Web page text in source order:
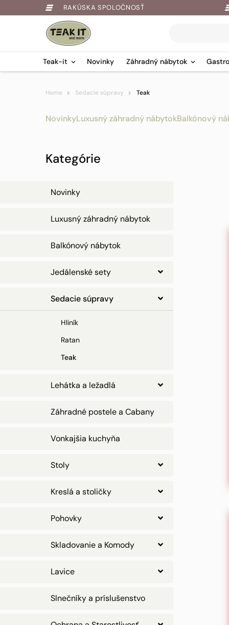
RAKÚSKA SPOLOČNOSŤ
Teak-it Novinky Záhradný nábytok
Home Sedacie súpravy Teak
NovinkyLuxusný záhradný nábytokBalkónový
Kategórie
Novinky
Luxusný záhradný nábytok
Balkónový nábytok
Jedálenské sety
Sedacie súpravy
Hliník
Ratan
Teak
Lehátka a ležadlá
Záhradné postele a Cabany
Vonkajšia kuchyňa
Stoly
Kreslá a stoličky
Pohovky
Skladovanie a Komody
Lavice
Slnečníky a príslušenstvo